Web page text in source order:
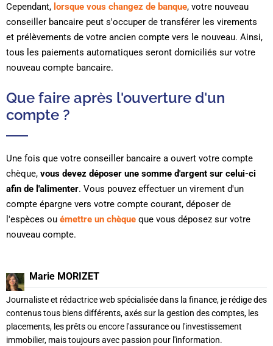
Cependant, lorsque vous changez de banque, votre nouveau
conseiller bancaire peut s'occuper de transférer les virements
et prélèvements de votre ancien compte vers le nouveau. Ainsi,
tous les paiements automatiques seront domiciliés sur votre
nouveau compte bancaire.
Que faire après l'ouverture d'un
compte ?
Une fois que votre conseiller bancaire a ouvert votre compte
chèque, vous devez déposer une somme d'argent sur celui-ci
afin de l'alimenter. Vous pouvez effectuer un virement d'un
compte épargne vers votre compte courant, déposer de
l'espèces ou émettre un chèque que vous déposez sur votre
nouveau compte.
Marie MORIZET
Journaliste et rédactrice web spécialisée dans la finance, je rédige des
contenus tous biens différents, axés sur la gestion des comptes, les
placements, les prêts ou encore l'assurance ou l'investissement
immobilier, mais toujours avec passion pour l'information.